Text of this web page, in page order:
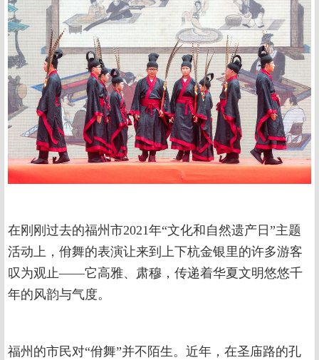
在刚刚过去的福州市2021年“文化和自然遗产日”主题
活动上，佾舞的表演让来到上下杭金银里的许多游客
叹为观止——它高雅、肃穆，传递着华夏文明悠悠千
年的风韵与气度。
福州的市民对“佾舞”并不陌生。近年，在圣庙路的孔